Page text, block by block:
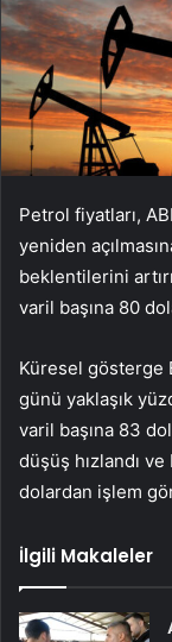
Petrol fiyatları,
yeniden
beklentilerini
varil başına 80
Küresel gösterge
günü yaklaşık
varil başına 83
düşüş hızlandı
dolardan işlem
İlgili Makaleler